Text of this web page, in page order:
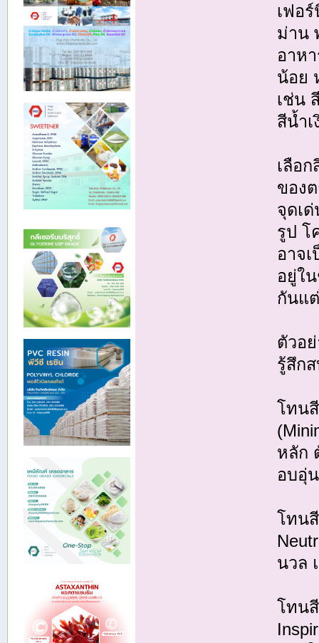
เฟอ
ม่าน
อาห
น้อย
เช่น
สีน้ำ
เลือ
ของ
จุดเ
รูป โ
อาจ
อยู่ใ
กันแ
ตัวอ
รู้สึก
โทน
หลัก
อบอุ่
โทน
นวล
โทน